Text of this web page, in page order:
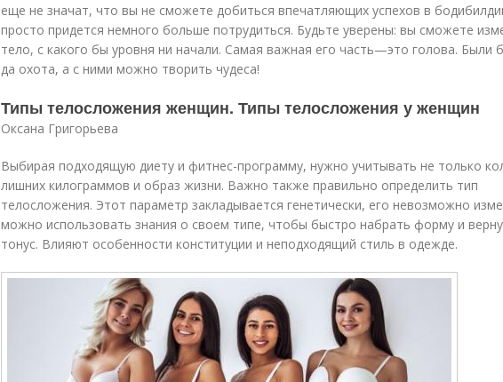
еще не значат, что вы не сможете добиться впечатляющих успехов в
просто придется немного больше потрудиться. Будьте уверены: вы сможете
тело, с какого бы уровня ни начали. Самая важная его часть—это голова. Были
да охота, а с ними можно творить чудеса!
Типы телосложения женщин. Типы телосложения у женщин
Оксана Григорьева
Выбирая подходящую диету и фитнес-программу, нужно учитывать не только
лишних килограммов и образ жизни. Важно также правильно определить тип
телосложения. Этот параметр закладывается генетически, его невозможно
можно использовать знания о своем типе, чтобы быстро набрать форму и
тонус. Влияют особенности конституции и неподходящий стиль в одежде.